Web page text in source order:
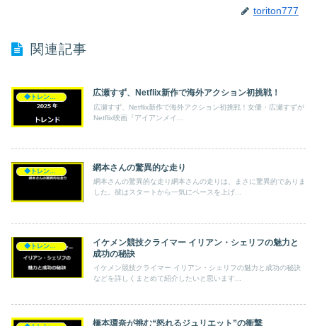
toriton777
関連記事
広瀬すず、Netflix新作で海外アクション初挑戦！
広瀬すず、Netflix新作で海外アクション初挑戦！女優・広瀬すずが
Netflix映画『アイアンメイ...
◆トレンド◆ 網本さんの驚異的な走り
網本さんの驚異的な走り網本さんの走りは、まさに驚異的でありま
した。彼はスタートから一気にペースを上げ...
◆トレンド◆
イケメン競技クライマー イリアン・シェリフの魅力と
成功の秘訣
イケメン競技クライマー イリアン・シェリフの魅力と成功の秘訣
などを詳しくまとめて紹介したいと思います...
橋本環奈が挑む“怒れるジュリエット”の衝撃